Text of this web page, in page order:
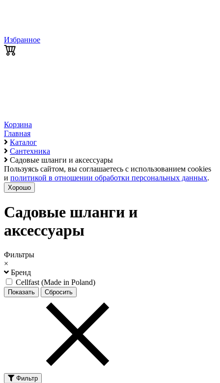
Избранное
Корзина
Главная
Каталог
Сантехника
Садовые шланги и аксессуары
Пользуясь сайтом, вы соглашаетесь с использованием cookies
и политикой в отношении обработки персональных данных.
Хорошо
Садовые шланги и
аксессуары
Фильтры
×
Бренд
Cellfast (Made in Poland)
Фильтр